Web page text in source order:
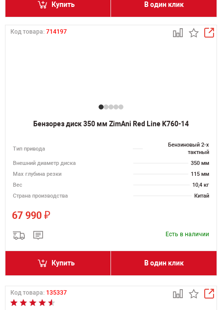
Купить В один клик
Код товара: 714197
Бензорез диск 350 мм ZimAni Red Line K760-14
Тип привода
Бензиновый 2-х
тактный
Внешний диаметр диска
350 мм
Max глубина резки
115 мм
Вес
10,4 кг
Страна производства
Китай
67 990 ₽
Есть в наличии
Купить В один клик
Код товара: 135337